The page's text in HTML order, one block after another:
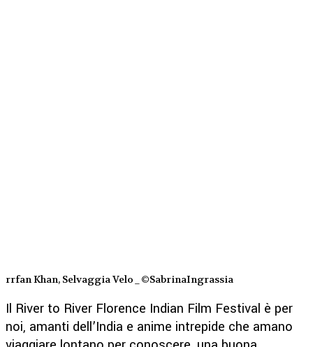
rrfan Khan, Selvaggia Velo_©SabrinaIngrassia
Il River to River Florence Indian Film Festival è per
noi, amanti dell’India e anime intrepide che amano